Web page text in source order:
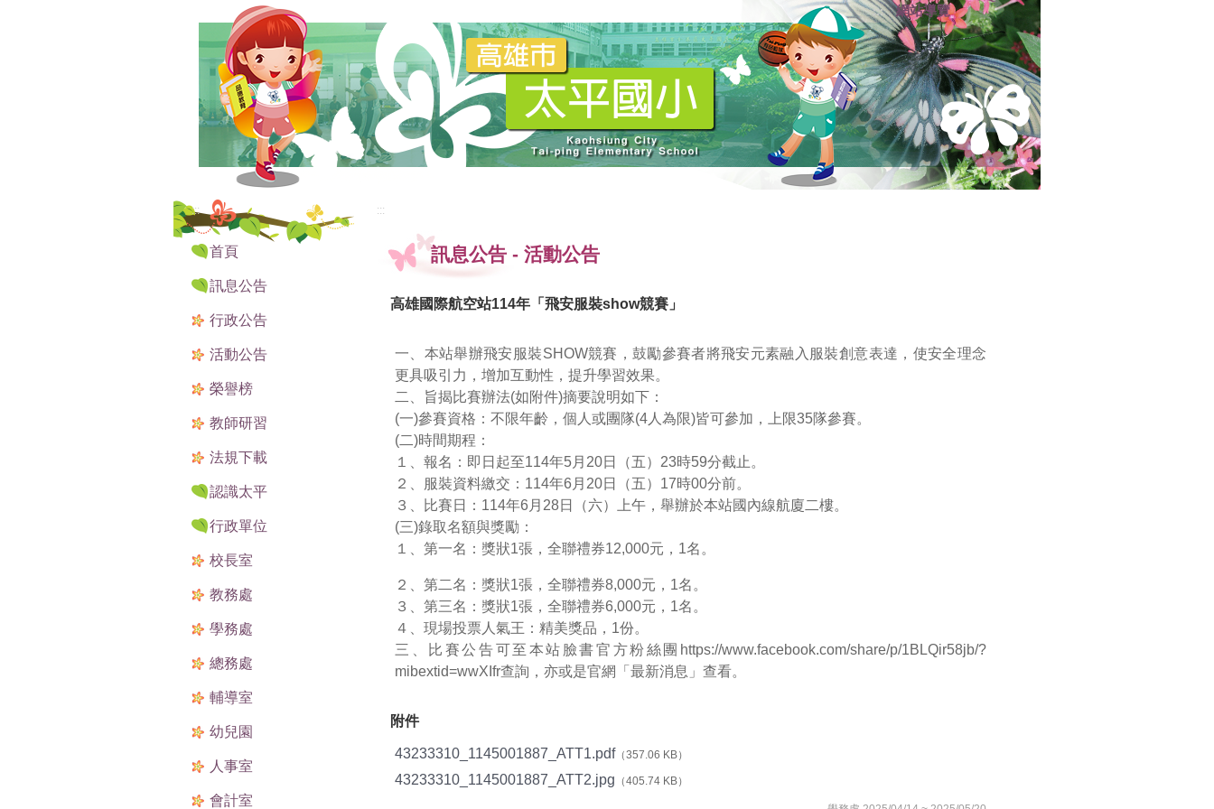
::: 網站導覽
:::
首頁
訊息公告
行政公告
活動公告
榮譽榜
教師研習
法規下載
認識太平
行政單位
校長室
教務處
學務處
總務處
輔導室
幼兒園
人事室
會計室
:::
訊息公告 - 活動公告
高雄國際航空站114年「飛安服裝show競賽」
一、本站舉辦飛安服裝SHOW競賽，鼓勵參賽者將飛安元素融入 服裝創意表達，使安全理念
更具吸引力，增加互動性，提升學習效果。
二、旨揭比賽辦法(如附件)摘要說明如下：
(一)參賽資格：不限年齡，個人或團隊(4人為限)皆可參加，
上限35隊參賽。
(二)時間期程：
１、報名：即日起至114年5月20日（五）23時59分截止。
２、服裝資料繳交：114年6月20日（五）17時00分前。
３、比賽日：114年6月28日（六）上午，舉辦於本站國內線航廈二樓。
(三)錄取名額與獎勵：
１、第一名：獎狀1張，全聯禮券12,000元，1名。
２、第二名：獎狀1張，全聯禮券8,000元，1名。
３、第三名：獎狀1張，全聯禮券6,000元，1名。
４、現場投票人氣王：精美獎品，1份。
三、比賽公告可至本站臉書官方粉絲團https://www.facebook.com/share/p/1BLQir58jb/?
mibextid=wwXIfr查詢，亦或是官網「最新消息」查看。
附件
43233310_1145001887_ATT1.pdf（357.06 KB）
43233310_1145001887_ATT2.jpg （405.74 KB）